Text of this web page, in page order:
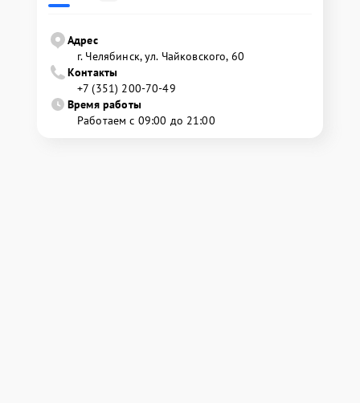
Адрес
г. Челябинск, ул. Чайковского, 60
Контакты
+7 (351) 200-70-49
Время работы
Работаем с 09:00 до 21:00